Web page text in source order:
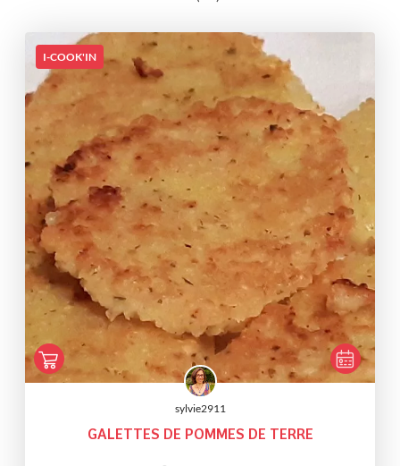
I-COOK'IN
sylvie2911
GALETTES DE POMMES DE TERRE